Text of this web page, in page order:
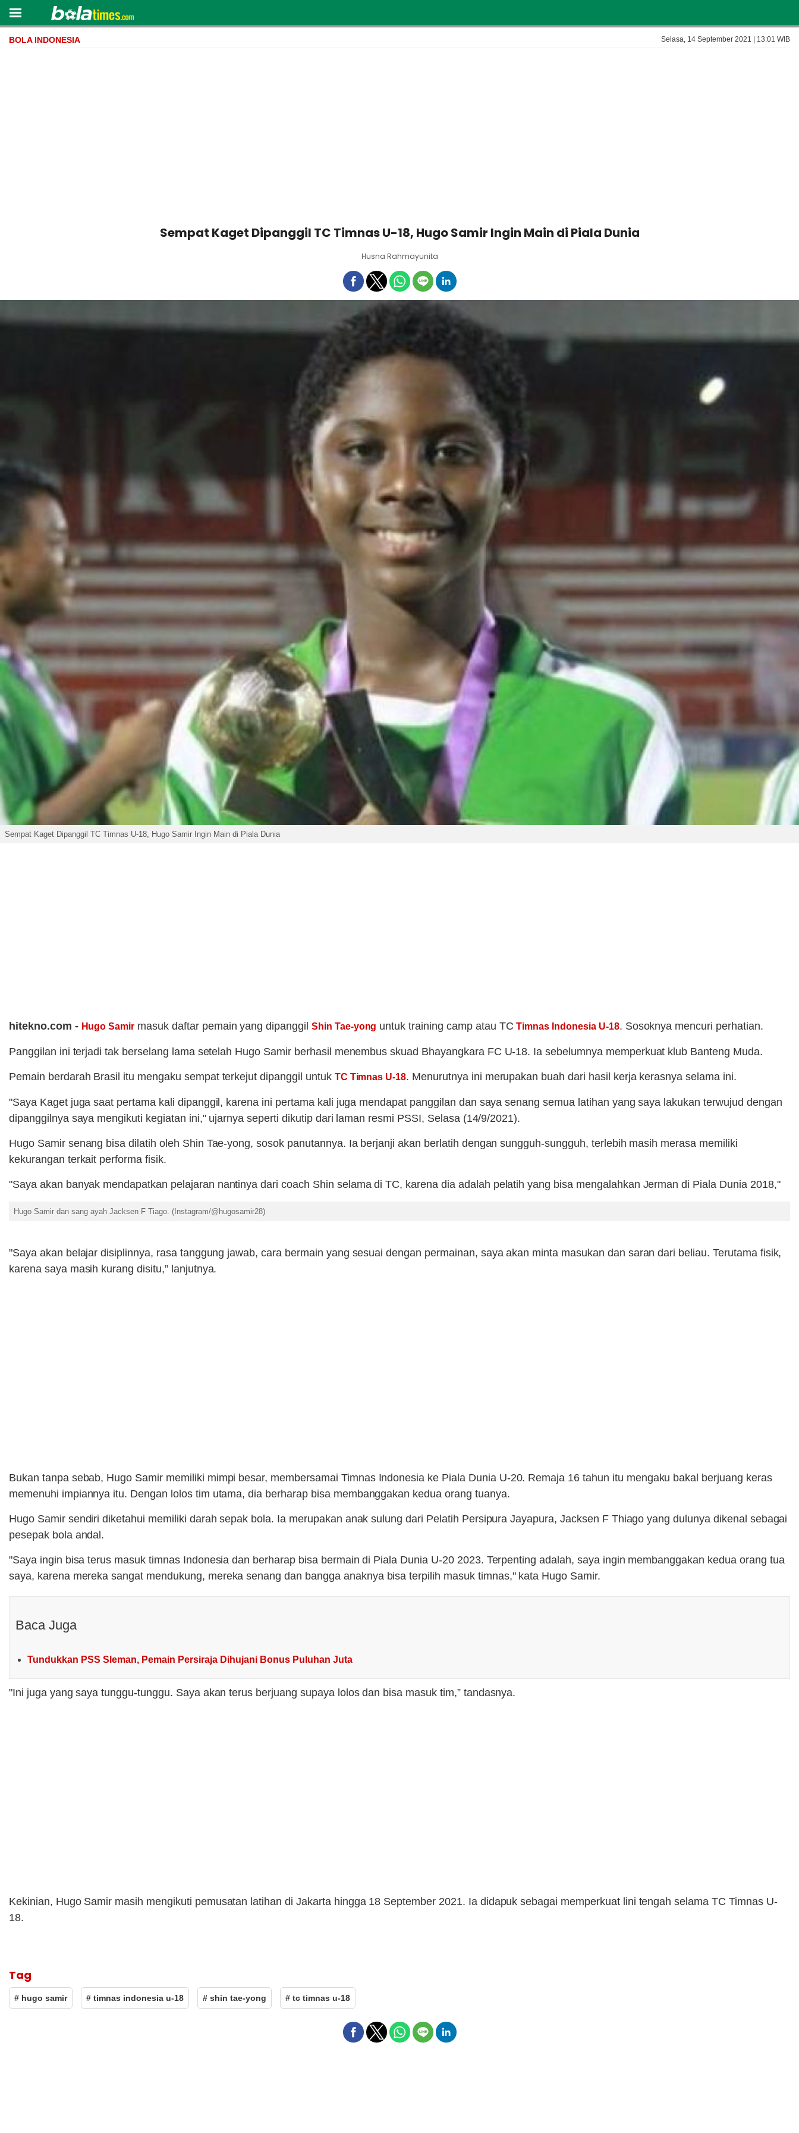
BOLA INDONESIA Selasa, 14 September 2021 | 13:01 WIB
Sempat Kaget Dipanggil TC Timnas U-18, Hugo Samir Ingin Main di Piala Dunia
Husna Rahmayunita
Sempat Kaget Dipanggil TC Timnas U-18, Hugo Samir Ingin Main di Piala Dunia
hitekno.com - Hugo Samir masuk daftar pemain yang dipanggil Shin Tae-yong untuk training camp atau TCTimnas Indonesia U-18. Sosoknya mencuri perhatian.
Panggilan ini terjadi tak berselang lama setelah Hugo Samir berhasil menembus skuad Bhayangkara FC U-18. Ia sebelumnya memperkuat klub Banteng Muda.
Pemain berdarah Brasil itu mengaku sempat terkejut dipanggil untuk TC Timnas U-18. Menurutnya ini merupakan buah dari hasil kerja kerasnya selama ini.
"Saya Kaget juga saat pertama kali dipanggil, karena ini pertama kali juga mendapat panggilan dan saya senang semua latihan yang saya lakukan terwujud dengan
dipanggilnya saya mengikuti kegiatan ini," ujarnya seperti dikutip dari laman resmi PSSI, Selasa (14/9/2021).
Hugo Samir senang bisa dilatih oleh Shin Tae-yong, sosok panutannya. Ia berjanji akan berlatih dengan sungguh-sungguh, terlebih masih merasa memiliki
kekurangan terkait performa fisik.
"Saya akan banyak mendapatkan pelajaran nantinya dari coach Shin selama di TC, karena dia adalah pelatih yang bisa mengalahkan Jerman di Piala Dunia 2018,"
Hugo Samir dan sang ayah Jacksen F Tiago. (Instagram/@hugosamir28)
"Saya akan belajar disiplinnya, rasa tanggung jawab, cara bermain yang sesuai dengan permainan, saya akan minta masukan dan saran dari beliau. Terutama fisik,
karena saya masih kurang disitu,” lanjutnya.
Bukan tanpa sebab, Hugo Samir memiliki mimpi besar, membersamai Timnas Indonesia ke Piala Dunia U-20. Remaja 16 tahun itu mengaku bakal berjuang keras
memenuhi impiannya itu. Dengan lolos tim utama, dia berharap bisa membanggakan kedua orang tuanya.
Hugo Samir sendiri diketahui memiliki darah sepak bola. Ia merupakan anak sulung dari Pelatih Persipura Jayapura, Jacksen F Thiago yang dulunya dikenal sebagai
pesepak bola andal.
"Saya ingin bisa terus masuk timnas Indonesia dan berharap bisa bermain di Piala Dunia U-20 2023. Terpenting adalah, saya ingin membanggakan kedua orang tua
saya, karena mereka sangat mendukung, mereka senang dan bangga anaknya bisa terpilih masuk timnas," kata Hugo Samir.
Baca Juga
Tundukkan PSS Sleman, Pemain Persiraja Dihujani Bonus Puluhan Juta
"Ini juga yang saya tunggu-tunggu. Saya akan terus berjuang supaya lolos dan bisa masuk tim,” tandasnya.
Kekinian, Hugo Samir masih mengikuti pemusatan latihan di Jakarta hingga 18 September 2021. Ia didapuk sebagai memperkuat lini tengah selama TC Timnas U-
18.
Tag
# hugo samir # timnas indonesia u-18 # shin tae-yong # tc timnas u-18